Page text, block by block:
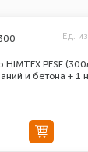
HIMTEX PESF
и бетона + 1
Ед.